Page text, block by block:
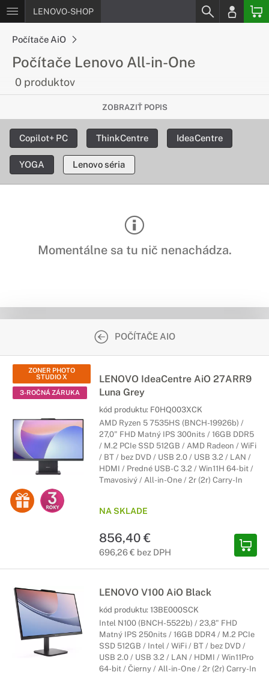
LENOVO-SHOP
Počítače AiO
Počítače Lenovo All-in-One
0 produktov
Všestranný spoločník
Stolové počítače Lenovo ponúkajú funkcie, vďaka ktorým sa
jedná o priestorovo úsporné počítače so štýlovým
nielen v domácnosti.
ZOBRAZIŤ POPIS
Copilot+ PC ThinkCentre IdeaCentre
YOGA Lenovo séria
Momentálne sa tu nič nenachádza.
POČÍTAČE AIO
ZONER PHOTO
STUDIO X
3-ROČNÁ ZÁRUKA
LENOVO IdeaCentre AiO 27ARR9
Luna Grey
kód produktu: F0HQ003XCK
AMD Ryzen 5 7535HS (BNCH-19926b) /
27,0" FHD Matný IPS 300nits / 16GB DDR5
/ M.2 PCIe SSD 512GB / AMD Radeon / WiFi
/ BT / bez DVD / USB 2.0 / USB 3.2 / LAN /
HDMI / Predné USB-C 3.2 / Win11H 64-bit /
Tmavosivý / All-in-One / 2r (2r) Carry-In
NA SKLADE
856,40 €
696,26 € bez DPH
LENOVO V100 AiO Black
kód produktu: 13BE000SCK
Intel N100 (BNCH-5522b) / 23,8" FHD
Matný IPS 250nits / 16GB DDR4 / M.2 PCIe
SSD 512GB / Intel / WiFi / BT / bez DVD /
USB 2.0 / USB 3.2 / LAN / HDMI / Win11Pro
64-bit / Čierny / All-in-One / 2r (2r) Carry-In